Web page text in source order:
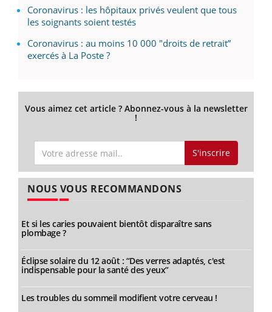
Coronavirus : les hôpitaux privés veulent que tous
les soignants soient testés
Coronavirus : au moins 10 000 "droits de retrait”
exercés à La Poste ?
Vous aimez cet article ? Abonnez-vous à la newsletter
!
S'inscrire
NOUS VOUS RECOMMANDONS
Et si les caries pouvaient bientôt disparaître sans
plombage ?
Éclipse solaire du 12 août : “Des verres adaptés, c'est
indispensable pour la santé des yeux”
Les troubles du sommeil modifient votre cerveau !